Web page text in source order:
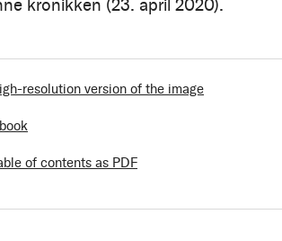
kronikken (23. april 2020).
resolution version of the image
of contents as PDF